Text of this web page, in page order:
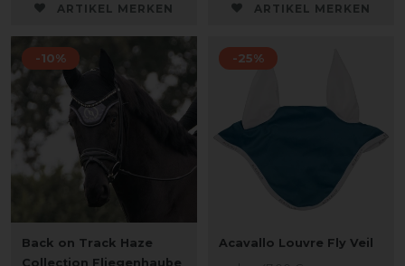
ARTIKEL MERKEN ARTIKEL MERKEN
-10%
Back on Track Haze
Collection Fliegenhaube
-25%
Acavallo Louvre Fly Veil